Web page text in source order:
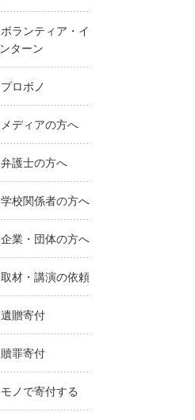
ボランティア・イ
ンターン
プロボノ
メディアの方へ
弁護士の方へ
学校関係者の方へ
企業・団体の方へ
取材・講演の依頼
遺贈寄付
贖罪寄付
モノで寄付する